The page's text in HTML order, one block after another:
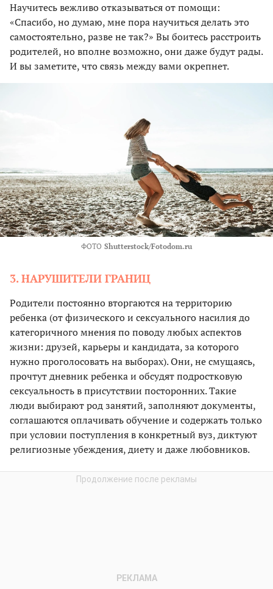
Научитесь вежливо отказываться от помощи:
«Спасибо, но думаю, мне пора научиться делать это
самостоятельно, разве не так?» Вы боитесь расстроить
родителей, но вполне возможно, они даже будут рады.
И вы заметите, что связь между вами окрепнет.
ФОТО Shutterstock/Fotodom.ru
3. НАРУШИТЕЛИ ГРАНИЦ
Родители постоянно вторгаются на территорию
ребенка (от физического и сексуального насилия до
категоричного мнения по поводу любых аспектов
жизни: друзей, карьеры и кандидата, за которого
нужно проголосовать на выборах). Они, не смущаясь,
прочтут дневник ребенка и обсудят подростковую
сексуальность в присутствии посторонних. Такие
люди выбирают род занятий, заполняют документы,
соглашаются оплачивать обучение и содержать только
при условии поступления в конкретный вуз, диктуют
религиозные убеждения, диету и даже любовников.